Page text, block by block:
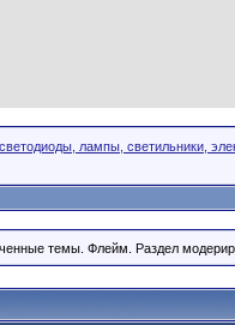
лампы, светильники,
темы. Флейм. Раздел